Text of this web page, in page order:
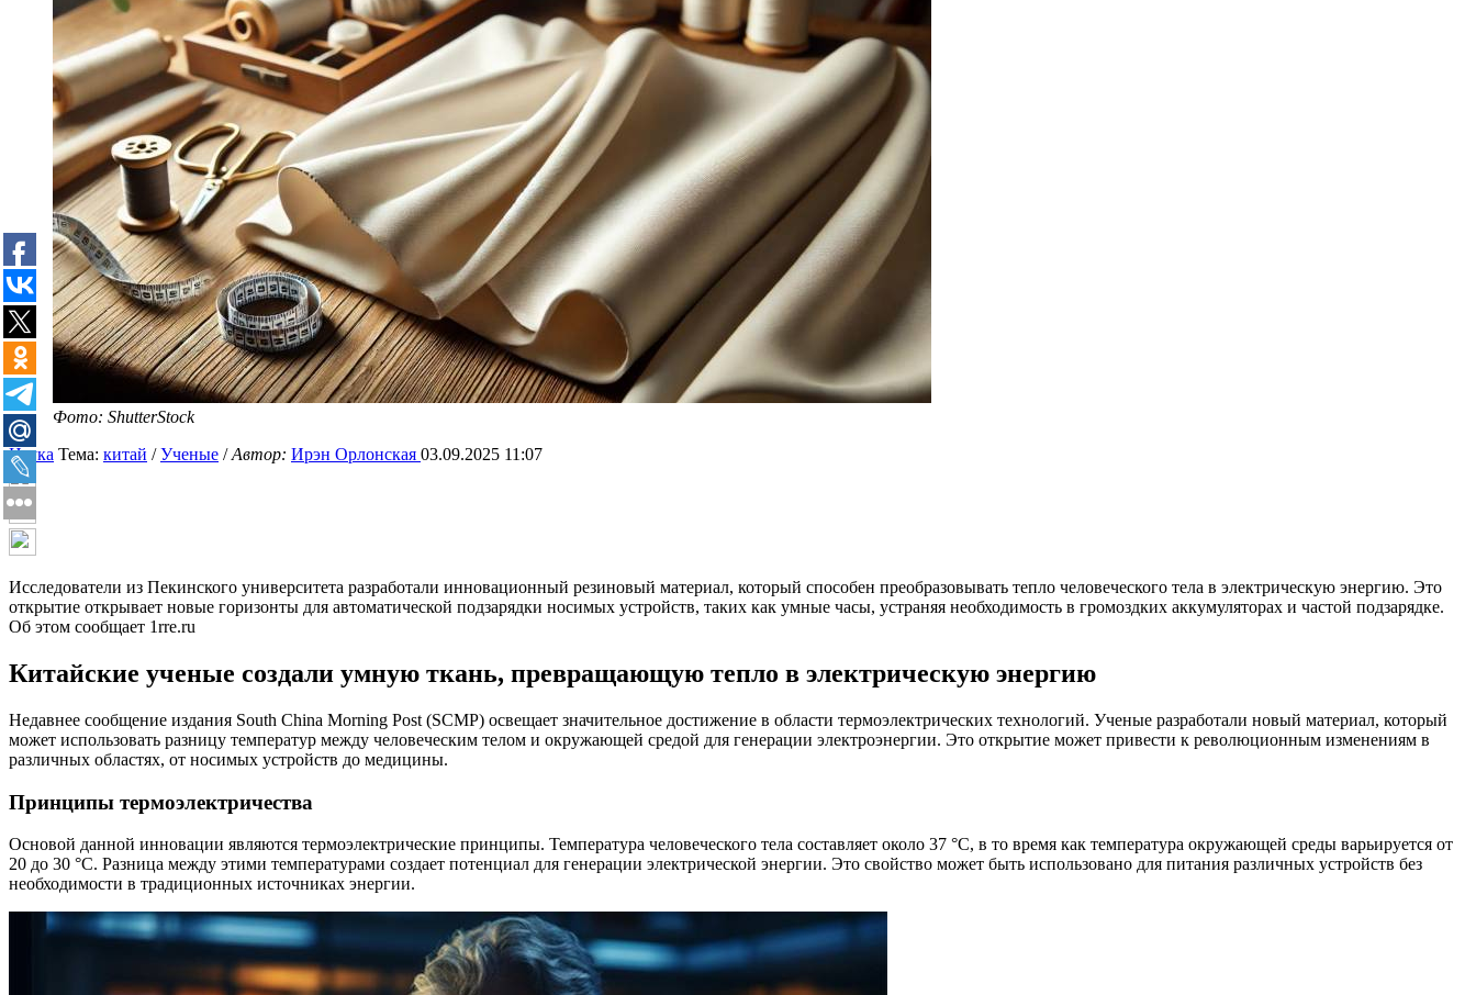
Фото: ShutterStock
Наука Тема: китай /Ученые /Автор: Ирэн Орлонская 03.09.2025 11:07
Исследователи из Пекинского университета разработали инновационный резиновый материал, который способен преобразовывать тепло человеческого тела в электрическую энергию. Это
открытие открывает новые горизонты для автоматической подзарядки носимых устройств, таких как умные часы, устраняя необходимость в громоздких аккумуляторах и частой подзарядке.
Об этом сообщает 1rre.ru
Китайские ученые создали умную ткань, превращающую тепло в электрическую энергию
Недавнее сообщение издания South China Morning Post (SCMP) освещает значительное достижение в области термоэлектрических технологий. Ученые разработали новый материал, который
может использовать разницу температур между человеческим телом и окружающей средой для генерации электроэнергии. Это открытие может привести к революционным изменениям в
различных областях, от носимых устройств до медицины.
Принципы термоэлектричества
Основой данной инновации являются термоэлектрические принципы. Температура человеческого тела составляет около 37 °C, в то время как температура окружающей среды варьируется от
20 до 30 °C. Разница между этими температурами создает потенциал для генерации электрической энергии. Это свойство может быть использовано для питания различных устройств без
необходимости в традиционных источниках энергии.